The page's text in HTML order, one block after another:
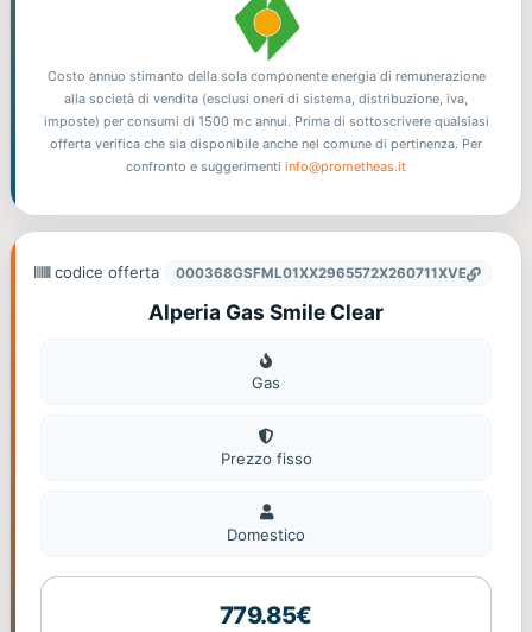
Costo annuo stimanto della sola componente energia di remunerazione
alla società di vendita (esclusi oneri di sistema, distribuzione, iva,
imposte) per consumi di 1500 mc annui. Prima di sottoscrivere qualsiasi
offerta verifica che sia disponibile anche nel comune di pertinenza. Per
confronto e suggerimenti info@prometheas.it
codice offerta 000368GSFML01XX2965572X260711XVE
Alperia Gas Smile Clear
Gas
Gas
Prezzo fisso
Domestico
Domestico
779.85€